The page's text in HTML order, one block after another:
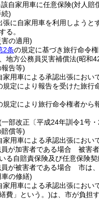
該自家用車に任意保険(対人賠
)
張に自家用車を利用しようと
る。
の適用)
2条の規定に基づき旅行命令
地方公務員災害補償法(昭和
告等)
家用車による承認出張におい
規定により報告を受けた旅行
規定により旅行命令権者から
一部改正〔平成24年訓令1号
償等)
家用車による承認出張におい
が加害者である場合 被害者
る自賠責保険及び任意保険
が被害者である場合 市は、
の修繕)
家用車による承認出張におい
費」という。)は、市が負担す